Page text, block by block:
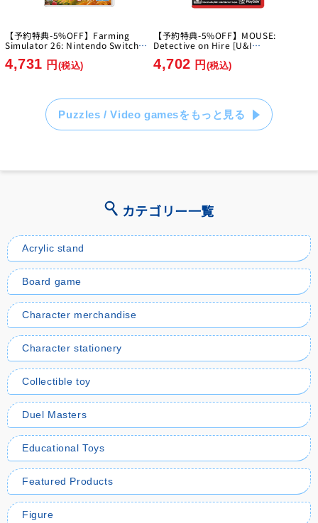
【予約特典-5%OFF】Farming
Simulator 26: Nintendo Switch
[Switch]
4,731 円 (税込)
【予約特典-5%OFF】MOUSE:
Detective on Hire [U&I
4,702 円 (税込)
Puzzles / Video gamesをもっと見る
カテゴリー一覧
Acrylic stand
Board game
Character merchandise
Character stationery
Collectible toy
Duel Masters
Educational Toys
Featured Products
Figure